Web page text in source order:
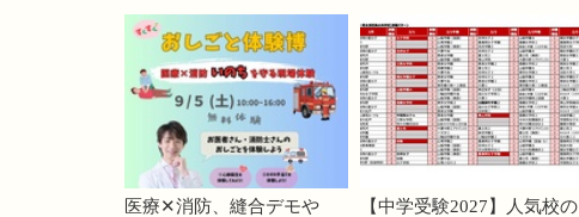
医療✕消防、縫合デモや
【中学受験2027】人気校の